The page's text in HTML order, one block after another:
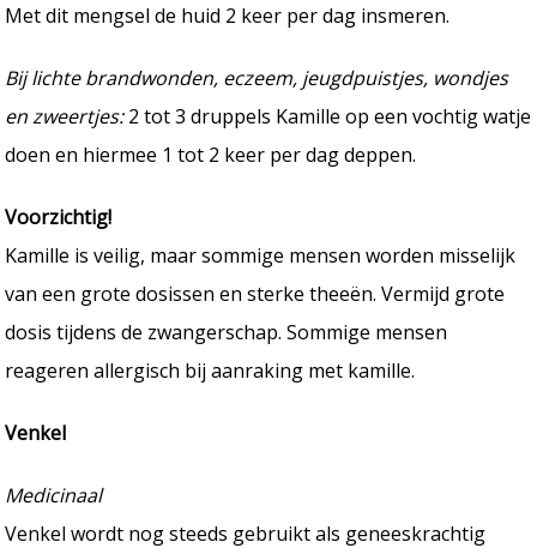
Met dit mengsel de huid 2 keer per dag insmeren.
Bij lichte brandwonden, eczeem, jeugdpuistjes, wondjes
en zweertjes:2 tot 3 druppels Kamille op een vochtig watje
doen en hiermee 1 tot 2 keer per dag deppen.
Voorzichtig!
Kamille is veilig, maar sommige mensen worden misselijk
van een grote dosissen en sterke theeën. Vermijd grote
dosis tijdens de zwangerschap. Sommige mensen
reageren allergisch bij aanraking met kamille.
Venkel
Medicinaal
Venkel wordt nog steeds gebruikt als geneeskrachtig